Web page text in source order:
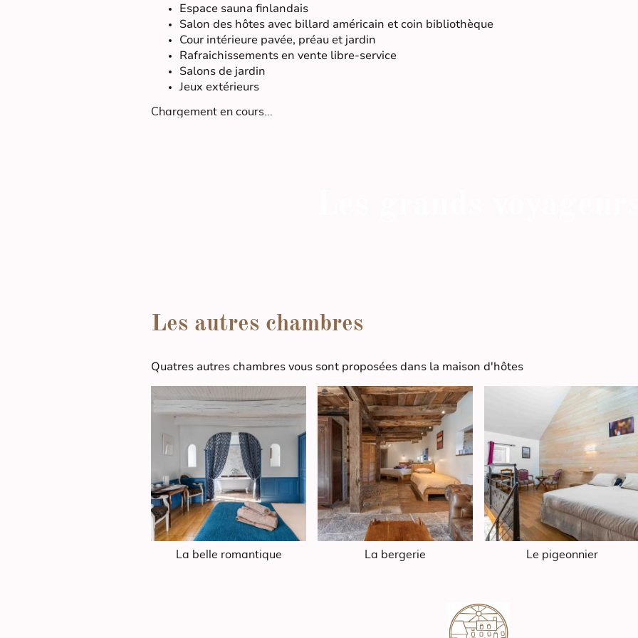
Espace sauna finlandais
Salon des hôtes avec billard américain et coin bibliothèque
Cour intérieure pavée, préau et jardin
Rafraichissements en vente libre-service
Salons de jardin
Jeux extérieurs
Chargement en cours...
Les autres chambres
Quatres autres chambres vous sont proposées dans la maison d'hôtes
La belle romantique La bergerie Le pigeonnier